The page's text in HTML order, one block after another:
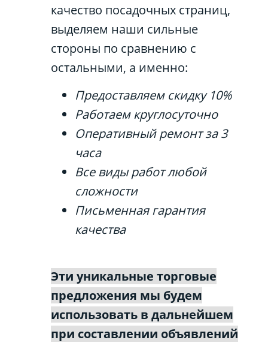
качество посадочных страниц,
выделяем наши сильные
стороны по сравнению с
остальными, а именно:
Предоставляем скидку 10%
Работаем круглосуточно
Оперативный ремонт за 3
часа
Все виды работ любой
сложности
Письменная гарантия
качества
Эти уникальные торговые
предложения мы будем
использовать в дальнейшем
при составлении объявлений